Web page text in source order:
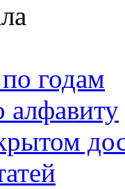
годам
алфавиту